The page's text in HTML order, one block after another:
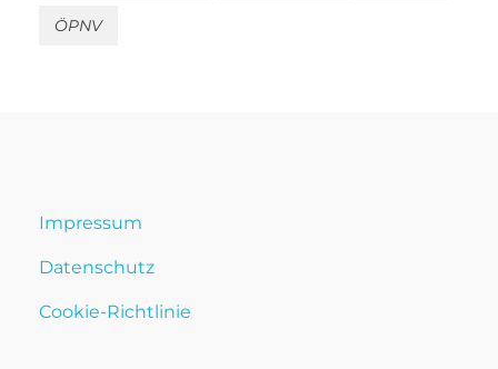
ÖPNV
Impressum
Datenschutz
Cookie-Richtlinie